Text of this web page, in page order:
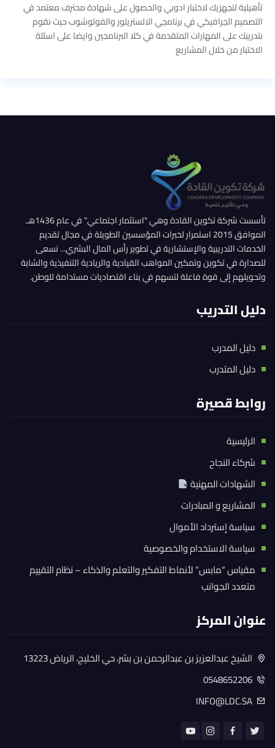
تأهيلية لتجهزيك لاختبار ادوبي والحصول على شهادة محترف معتمد في
التصميم الجرافيكي في برنامجي الالستريتور والفوتوشوب حيث نقوم
بتدريبك على المهارات المتقدمة في كلا البرنامجين وايضا على اسئلة
الاختبار من خلال المشاريع
تأسست شركة تكوين القادة وهي "استثمار اجتماعي" في عام 1436هـ
الموافق 2015 استمرار لخبرات المؤسسين الطويلة في مجال تقديم
الخدمات التدريبية والإستشارية في تطوير رأس المال البشري... نسعى
للصدارة في تكوين وتمكين المواهب القيادية والريادية التنفيذية والشابة
وتحويلهم إلى قوة فاعلة لتسهم في بناء اقتصاديات مستدامة للوطن.
دليل التدريب
دليل المدرب
دليل المتدرب
روابط قصيرة
الرئيسية
شركاء النجاح
الشهادات المهنية
المشاريع و المبادرات
سياسة إسترداد الأموال
سياسة الاستخدام والخصوصية
مقياس “مابس” لأنماط التفكير والتعلم والذكاء – نظام التقييم
متعدد الجوانب
عنوان المركز
الشيخ عبدالعزيز بن عبدالرحمن بن بشر، حي الخليج، الرياض 13223
0548652206
INFO@LDC.SA